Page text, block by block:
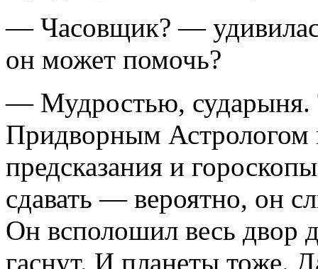
— Часовщик? —
он может помочь?
— Мудростью, сударыня.
Придворным Астрологом
предсказания и
сдавать — вероятно, он
Он всполошил весь двор
гаснут. И планеты тоже.